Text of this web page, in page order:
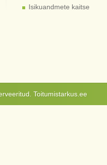
Isikuandmete kaitse
Toitumistarkus.ee